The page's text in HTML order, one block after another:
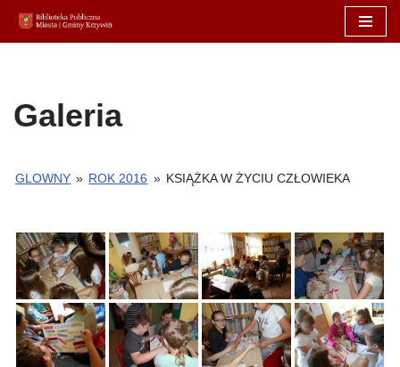
Przejdź
Galeria
GLOWNY » ROK 2016 » KSIĄŻKA W ŻYCIU CZŁOWIEKA